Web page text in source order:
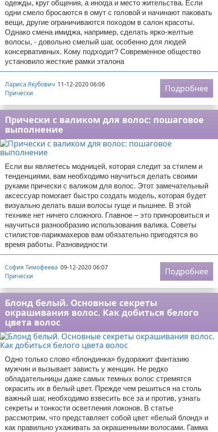
одежды, круг общения, а иногда и место жительства. Если
одни смело бросаются в омут с головой и начинают паковать
вещи, другие ограничиваются походом в салон красоты.
Однако смена имиджа, например, сделать ярко-желтые
волосы, - довольно смелый шаг, особенно для людей
консервативных. Кому подходит? Современное общество
установило жесткие рамки эталона
Лариса Якубович 11-12-2020 06:06
Прически
Подробнее
Прически с валиком для волос: пошаговое
выполнение
Если вы являетесь модницей, которая следит за стилем и
тенденциями, вам необходимо научиться делать своими
руками прически с валиком для волос. Этот замечательный
аксессуар помогает быстро создать модель, которая будет
визуально делать ваши волосы гуще и пышнее. В этой
технике нет ничего сложного. Главное – это приноровиться и
научиться разнообразию использования валика. Советы
стилистов-парикмахеров вам обязательно пригодятся во
время работы. Разновидности
София Тимофеева 09-12-2020 06:07
Прически
Подробнее
Блонд белый. Основные секреты
окрашивания волос. Как добиться белого
цвета волос
Одно только слово «блондинка» будоражит фантазию
мужчин и вызывает зависть у женщин. Не редко
обладательницы даже самых темных волос стремятся
окрасить их в белый цвет. Прежде чем решиться на столь
важный шаг, необходимо взвесить все за и против, узнать
секреты и тонкости осветления локонов. В статье
рассмотрим, что представляет собой цвет «белый блонд» и
как правильно ухаживать за окрашенными волосами. Гамма